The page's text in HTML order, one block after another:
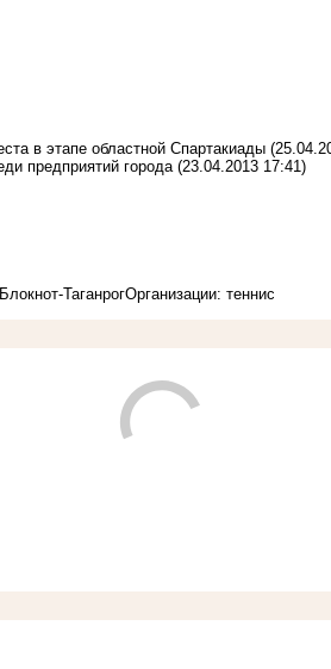
в этапе областной Спартакиады
предприятий города (23.04.2013 17:41)
ТаганрогОрганизации: теннис